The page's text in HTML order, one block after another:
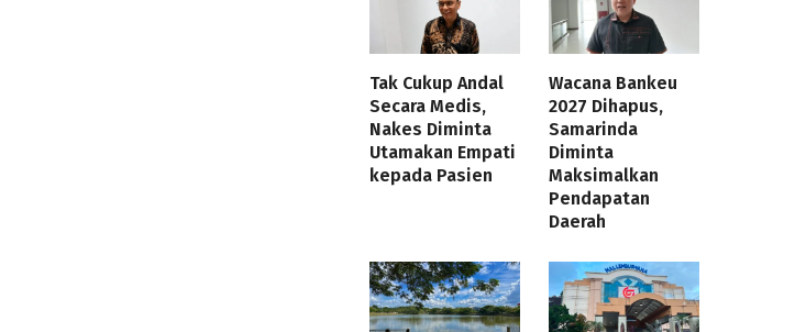
Tak Cukup Andal
Secara Medis,
Nakes Diminta
Utamakan Empati
kepada Pasien
Wacana Bankeu
2027 Dihapus,
Samarinda
Diminta
Maksimalkan
Pendapatan
Daerah